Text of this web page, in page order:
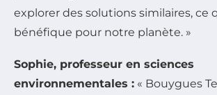
explorer des solutions similaires, ce
bénéfique pour notre planète. »
Sophie, professeur en sciences
environnementales : « Bouygues